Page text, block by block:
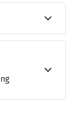
Ihnen
Verfügung. Wir
Formular oder
per E-Mail